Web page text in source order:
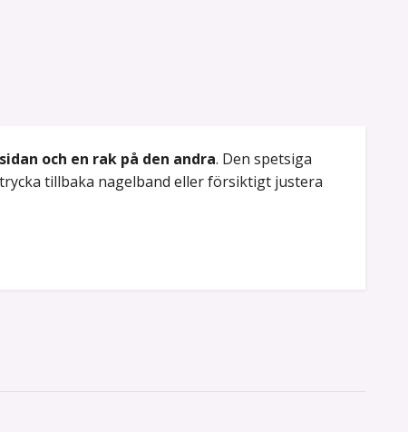
och en rak på den andra. Den spetsiga
tillbaka nagelband eller försiktigt justera